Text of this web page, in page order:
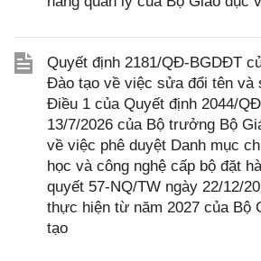
Quyết định 2181/QĐ-BGDĐT
Đào tạo về việc sửa đổi tên và
Điều 1 của Quyết định 2044/
13/7/2026 của Bộ trưởng Bộ
về việc phê duyệt Danh mục
học và công nghệ cấp bộ đặt
quyết 57-NQ/TW ngày 22/12/
thực hiện từ năm 2027 của Bộ
tạo